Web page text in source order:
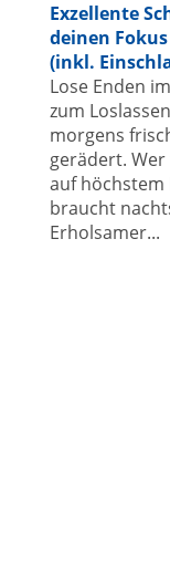
Exzellente
deinen
(inkl.
Lose Enden
zum
morgens
gerädert.
auf
braucht
Erholsamer...